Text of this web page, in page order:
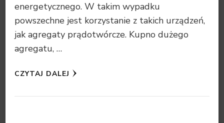
energetycznego. W takim wypadku
powszechne jest korzystanie z takich urządzeń,
jak agregaty prądotwórcze. Kupno dużego
agregatu, …
CZYTAJ DALEJ